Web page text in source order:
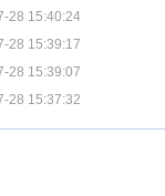
28 15:40:24
28 15:39:17
28 15:39:07
28 15:37:32